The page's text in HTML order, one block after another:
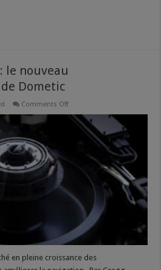
le nouveau
Dometic
Comments Offon
assurée
gyrostabilisateur
en pleine croissance des